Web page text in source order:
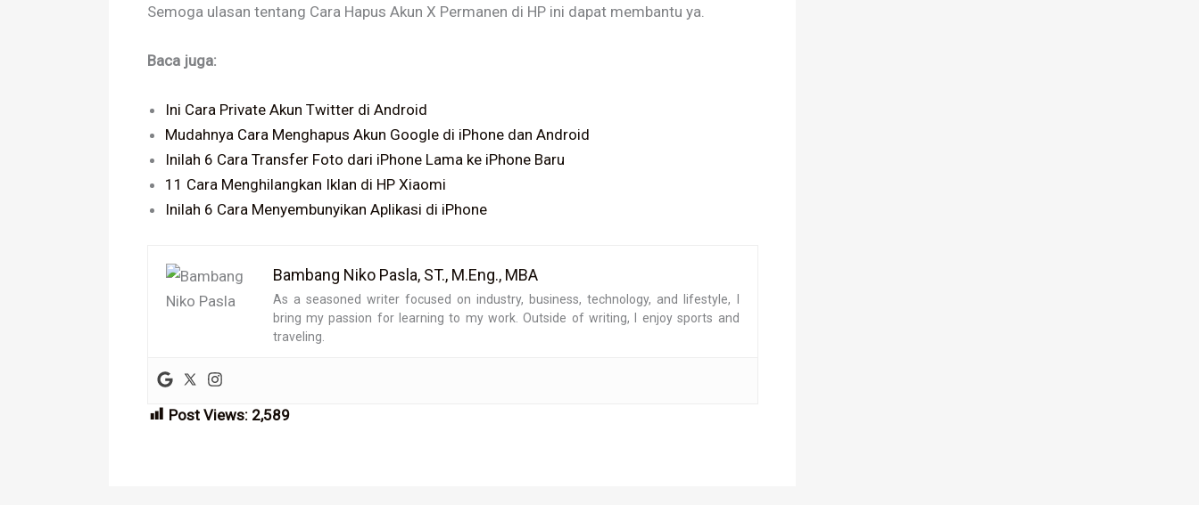
Semoga ulasan tentang Cara Hapus Akun X Permanen di HP ini dapat membantu ya.
Baca juga:
Ini Cara Private Akun Twitter di Android
Mudahnya Cara Menghapus Akun Google di iPhone dan Android
Inilah 6 Cara Transfer Foto dari iPhone Lama ke iPhone Baru
11 Cara Menghilangkan Iklan di HP Xiaomi
Inilah 6 Cara Menyembunyikan Aplikasi di iPhone
Bambang Niko Pasla, ST., M.Eng., MBA
As a seasoned writer focused on industry, business, technology, and lifestyle, I
bring my passion for learning to my work. Outside of writing, I enjoy sports and
traveling.
Post Views: 2,589